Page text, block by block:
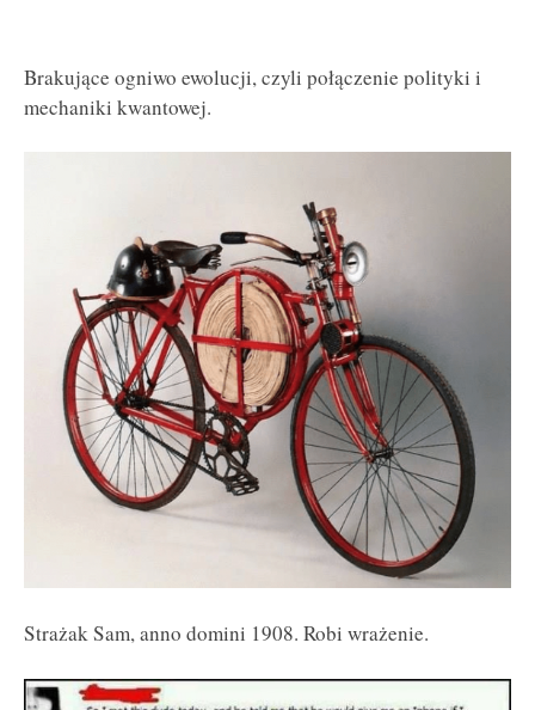
Brakujące ogniwo ewolucji, czyli połączenie polityki i
mechaniki kwantowej.
Strażak Sam, anno domini 1908. Robi wrażenie.